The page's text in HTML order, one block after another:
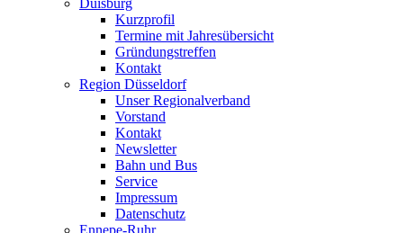
Duisburg
Kurzprofil
Termine mit Jahresübersicht
Gründungstreffen
Kontakt
Region Düsseldorf
Unser Regionalverband
Vorstand
Kontakt
Newsletter
Bahn und Bus
Service
Impressum
Datenschutz
Ennepe-Ruhr